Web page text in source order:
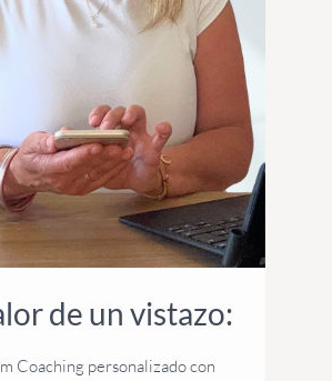
de un vistazo:
Coaching personalizado con